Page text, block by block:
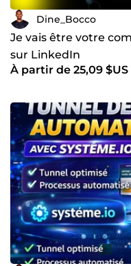
Dine_Bocco
Je vais être votre
sur LinkedIn
À partir de 25,09 $US